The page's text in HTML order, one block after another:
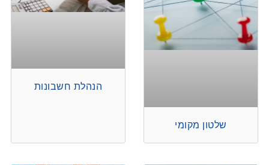
שלטון מקומי
הנהלת חשבונות